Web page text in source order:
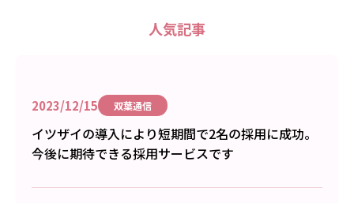
人気記事
2023/12/15 双葉通信
イツザイの導入により短期間で2名の採用に成功。
今後に期待できる採用サービスです